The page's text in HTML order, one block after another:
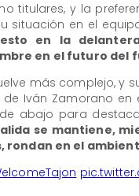
titulares, y la
situación en el
en la
en el futuro del
más complejo, y
Iván Zamorano en
abajo para
se mantiene,
rondan en el